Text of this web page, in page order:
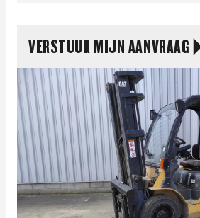
VERSTUUR MIJN AANVRAAG